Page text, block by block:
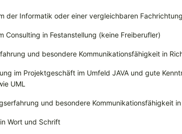
der Informatik oder einer vergleichbaren
Consulting in Festanstellung (keine Freiberufler)
und besondere Kommunikationsfähigkeit in
im Projektgeschäft im Umfeld JAVA und gute
UML
und besondere Kommunikationsfähigkeit
Wort und Schrift